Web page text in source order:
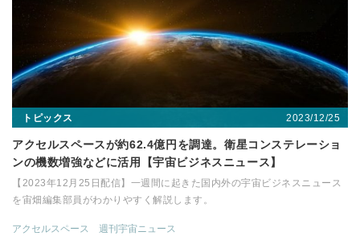
トピックス 2023/12/25
アクセルスペースが約62.4億円を調達。衛星コンステレーショ
ンの機数増強などに活用【宇宙ビジネスニュース】
【2023年12月25日配信】一週間に起きた国内外の宇宙ビジネスニュース
を宙畑編集部員がわかりやすく解説します。
アクセルスペース 週刊宇宙ニュース